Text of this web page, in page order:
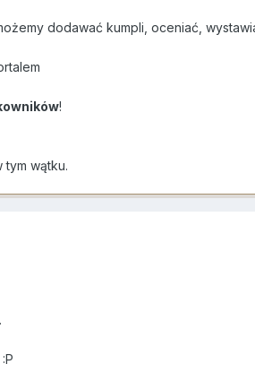
dodawać kumpli, oceniać,
!
wątku.